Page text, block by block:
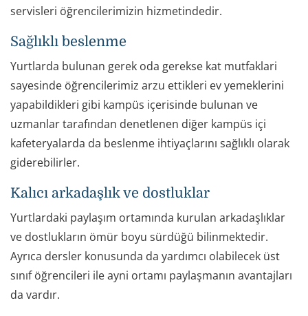
servisleri öğrencilerimizin hizmetindedir.
Sağlıklı beslenme
Yurtlarda bulunan gerek oda gerekse kat mutfaklari
sayesinde öğrencilerimiz arzu ettikleri ev yemeklerini
yapabildikleri gibi kampüs içerisinde bulunan ve
uzmanlar tarafından denetlenen diğer kampüs içi
kafeteryalarda da beslenme ihtiyaçlarını sağlıklı olarak
giderebilirler.
Kalıcı arkadaşlık ve dostluklar
Yurtlardaki paylaşım ortamında kurulan arkadaşlıklar
ve dostlukların ömür boyu sürdüğü bilinmektedir.
Ayrıca dersler konusunda da yardımcı olabilecek üst
sınıf öğrencileri ile ayni ortamı paylaşmanın avantajları
da vardır.